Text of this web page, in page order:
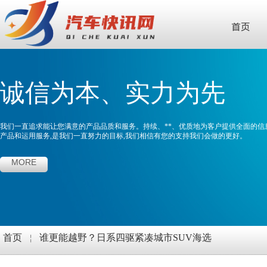
诚信为本、实力为先
我们一直追求能让您满意的产品品质和服务。持续、**、优质地为客户提供全面的信
产品和运用服务,是我们一直努力的目标,我们相信有您的支持我们会做的更好。
首页
MORE
首页 ￤ 谁更能越野？日系四驱紧凑城市SUV海选